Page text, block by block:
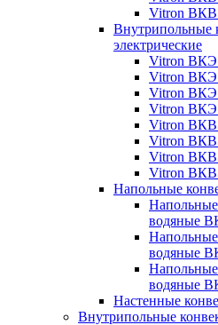
Vitron
Внутрипольные
электрические
Vitron ВКЭ
Vitron
Vitron
Vitron
Vitron
Vitron
Vitron
Vitron
Напольные
водяные
водяные
водяные
Настенные
Внутрипольные